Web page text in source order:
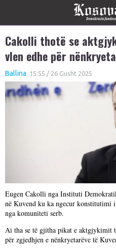
Cakolli thotë se
vlen edhe për
Ballina 15:55 / 26 Gusht 2025
Eugen Cakolli nga Instituti
në Kuvend ku ka ngecur konstitutimi
nga komuniteti serb.
Ai tha se të gjitha pikat e aktgjykimit
për zgjedhjen e nënkryetarëve të